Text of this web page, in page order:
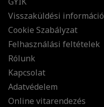
Visszaküldési információ
Cookie Szabályzat
Felhasználási feltételek
Rólunk
Kapcsolat
Adatvédelem
Online vitarendezés